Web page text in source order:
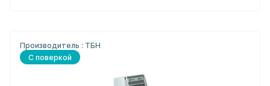
Производитель : ТБН
С поверкой